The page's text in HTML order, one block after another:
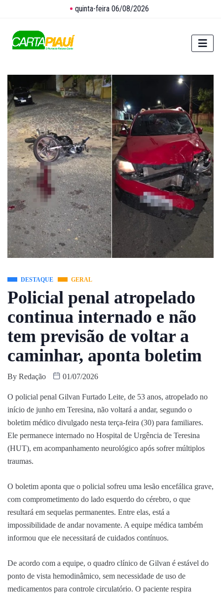
quinta-feira 06/08/2026
DESTAQUE GERAL
Policial penal atropelado
continua internado e não
tem previsão de voltar a
caminhar, aponta boletim
By Redação 01/07/2026
O policial penal Gilvan Furtado Leite, de 53 anos, atropelado no
início de junho em Teresina, não voltará a andar, segundo o
boletim médico divulgado nesta terça-feira (30) para familiares.
Ele permanece internado no Hospital de Urgência de Teresina
(HUT), em acompanhamento neurológico após sofrer múltiplos
traumas.
O boletim aponta que o policial sofreu uma lesão encefálica grave,
com comprometimento do lado esquerdo do cérebro, o que
resultará em sequelas permanentes. Entre elas, está a
impossibilidade de andar novamente. A equipe médica também
informou que ele necessitará de cuidados contínuos.
De acordo com a equipe, o quadro clínico de Gilvan é estável do
ponto de vista hemodinâmico, sem necessidade de uso de
medicamentos para controle circulatório. O paciente respira